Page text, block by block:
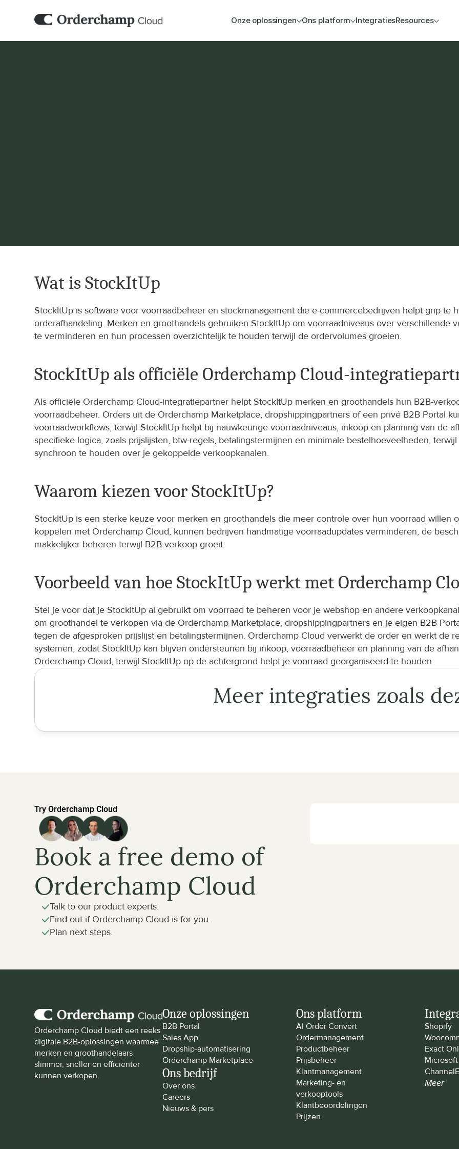
Onze oplossingen Ons platform IntegratiesResources
Wat is StockItUp
StockItUp is software voor voorraadbeheer en stockmanagement die e-commercebedrijven helpt grip te
orderafhandeling. Merken en groothandels gebruiken StockItUp om voorraadniveaus over verschillende
te verminderen en hun processen overzichtelijk te houden terwijl de ordervolumes groeien.
StockItUp als officiële Orderchamp Cloud-
Als officiële Orderchamp Cloud-integratiepartner helpt StockItUp merken en groothandels hun B2B-
voorraadbeheer. Orders uit de Orderchamp Marketplace, dropshippingpartners of een privé B2B Portal
voorraadworkflows, terwijl StockItUp helpt bij nauwkeurige voorraadniveaus, inkoop en planning van de
specifieke logica, zoals prijslijsten, btw-regels, betalingstermijnen en minimale bestelhoeveelheden,
synchroon te houden over je gekoppelde verkoopkanalen.
Waarom kiezen voor StockItUp?
StockItUp is een sterke keuze voor merken en groothandels die meer controle over hun voorraad willen
koppelen met Orderchamp Cloud, kunnen bedrijven handmatige voorraadupdates verminderen, de
makkelijker beheren terwijl B2B-verkoop groeit.
Voorbeeld van hoe StockItUp werkt met Orderchamp
Stel je voor dat je StockItUp al gebruikt om voorraad te beheren voor je webshop en andere
om groothandel te verkopen via de Orderchamp Marketplace, dropshippingpartners en je eigen B2B
tegen de afgesproken prijslijst en betalingstermijnen. Orderchamp Cloud verwerkt de order en werkt de
systemen, zodat StockItUp kan blijven ondersteunen bij inkoop, voorraadbeheer en planning van de
Orderchamp Cloud, terwijl StockItUp op de achtergrond helpt je voorraad georganiseerd te houden.
Meer integraties zoals
Try Orderchamp Cloud
Book a free demo of
Orderchamp Cloud
Talk to our product experts.
Find out if Orderchamp Cloud is for you.
Plan next steps.
Orderchamp Cloud biedt een reeks
digitale B2B-oplossingen waarmee
merken en groothandelaars
slimmer, sneller en efficiënter
kunnen verkopen.
Onze oplossingen
B2B Portal
Sales App
Dropship-automatisering
Orderchamp Marketplace
Ons bedrijf
Over ons
Careers
Nieuws & pers
Ons platform
AI Order Convert
Ordermanagement
Productbeheer
Prijsbeheer
Klantmanagement
Marketing- en
verkooptools
Klantbeoordelingen
Prijzen
Shopify
Exact
Meer